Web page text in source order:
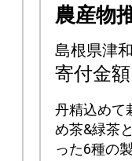
農産物
産のま
ゆず製
せセッ
島根県津
寄付金
丹精込めて
め茶&緑茶
った6種の